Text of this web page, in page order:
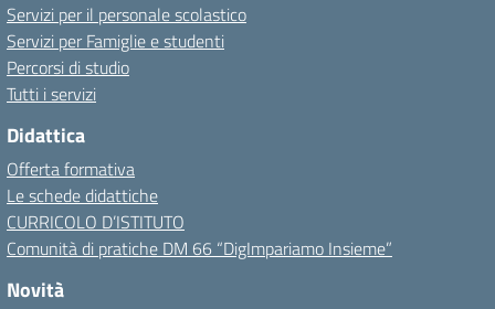
Servizi per il personale scolastico
Servizi per Famiglie e studenti
Percorsi di studio
Tutti i servizi
Didattica
Offerta formativa
Le schede didattiche
CURRICOLO D’ISTITUTO
Comunità di pratiche DM 66 “DigImpariamo Insieme”
Novità